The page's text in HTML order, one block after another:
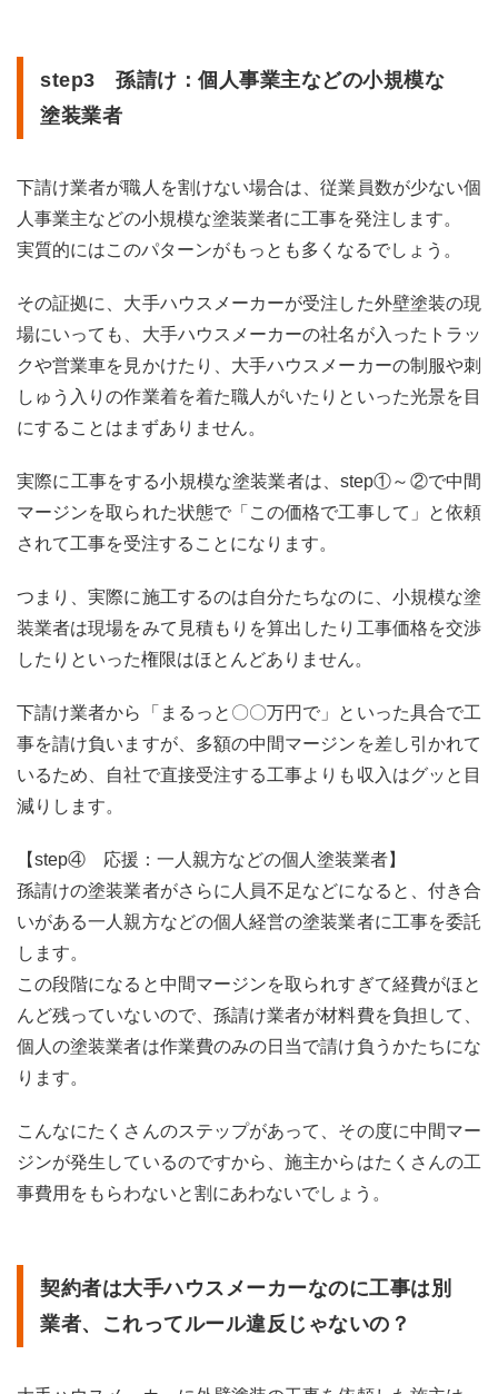
step3 孫請け：個人事業主などの小規模な
塗装業者
下請け業者が職人を割けない場合は、従業員数が少ない個
人事業主などの小規模な塗装業者に工事を発注します。
実質的にはこのパターンがもっとも多くなるでしょう。
その証拠に、大手ハウスメーカーが受注した外壁塗装の現
場にいっても、大手ハウスメーカーの社名が入ったトラッ
クや営業車を見かけたり、大手ハウスメーカーの制服や刺
しゅう入りの作業着を着た職人がいたりといった光景を目
にすることはまずありません。
実際に工事をする小規模な塗装業者は、step①～②で中間
マージンを取られた状態で「この価格で工事して」と依頼
されて工事を受注することになります。
つまり、実際に施工するのは自分たちなのに、小規模な塗
装業者は現場をみて見積もりを算出したり工事価格を交渉
したりといった権限はほとんどありません。
下請け業者から「まるっと〇〇万円で」といった具合で工
事を請け負いますが、多額の中間マージンを差し引かれて
いるため、自社で直接受注する工事よりも収入はグッと目
減りします。
【step④ 応援：一人親方などの個人塗装業者】
孫請けの塗装業者がさらに人員不足などになると、付き合
いがある一人親方などの個人経営の塗装業者に工事を委託
します。
この段階になると中間マージンを取られすぎて経費がほと
んど残っていないので、孫請け業者が材料費を負担して、
個人の塗装業者は作業費のみの日当で請け負うかたちにな
ります。
こんなにたくさんのステップがあって、その度に中間マー
ジンが発生しているのですから、施主からはたくさんの工
事費用をもらわないと割にあわないでしょう。
契約者は大手ハウスメーカーなのに工事は別
業者、これってルール違反じゃないの？